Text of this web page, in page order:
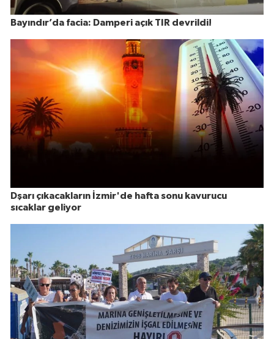
Bayındır’da facia: Damperi açık TIR devrildi!
Dşarı çıkacakların İzmir'de hafta sonu kavurucu
sıcaklar geliyor